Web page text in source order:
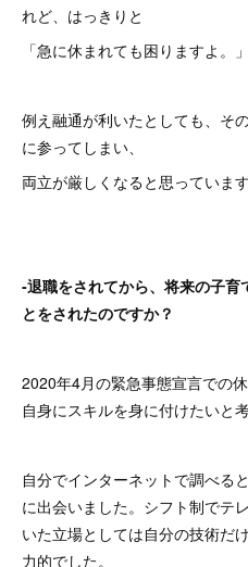
れど、はっきりと
「急に休まれても困りますよ。
例え融通が利いたとしても、そ
に参ってしまい、
両立が厳しくなると思っています
‐退職をされてから、将来の子
とをされたのですか？
2020年4月の緊急事態宣言での
自身にスキルを身に付けたいと
自分でインターネットで調べる
に出会いました。シフト制でテ
いた立場としては自分の技術だ
力的でした。